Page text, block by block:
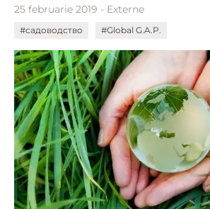
25 februarie 2019 - Externe
#садоводство #Global G.A.P.